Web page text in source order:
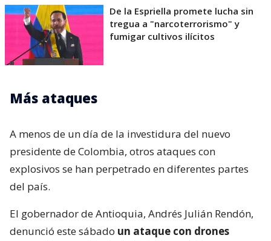
De la Espriella promete lucha sin
tregua a "narcoterrorismo" y
fumigar cultivos ilícitos
Más ataques
A menos de un día de la investidura del nuevo
presidente de Colombia, otros ataques con
explosivos se han perpetrado en diferentes partes
del país.
El gobernador de Antioquia, Andrés Julián Rendón,
denunció este sábado un ataque con drones